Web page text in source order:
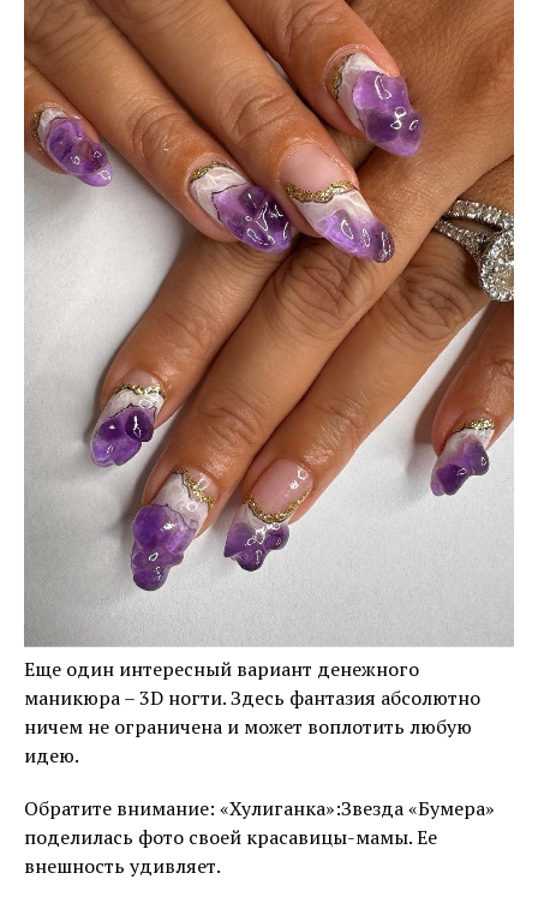
Еще один интересный вариант денежного
маникюра – 3D ногти. Здесь фантазия абсолютно
ничем не ограничена и может воплотить любую
идею.
Обратите внимание: «Хулиганка»:Звезда «Бумера»
поделилась фото своей красавицы-мамы. Ее
внешность удивляет.